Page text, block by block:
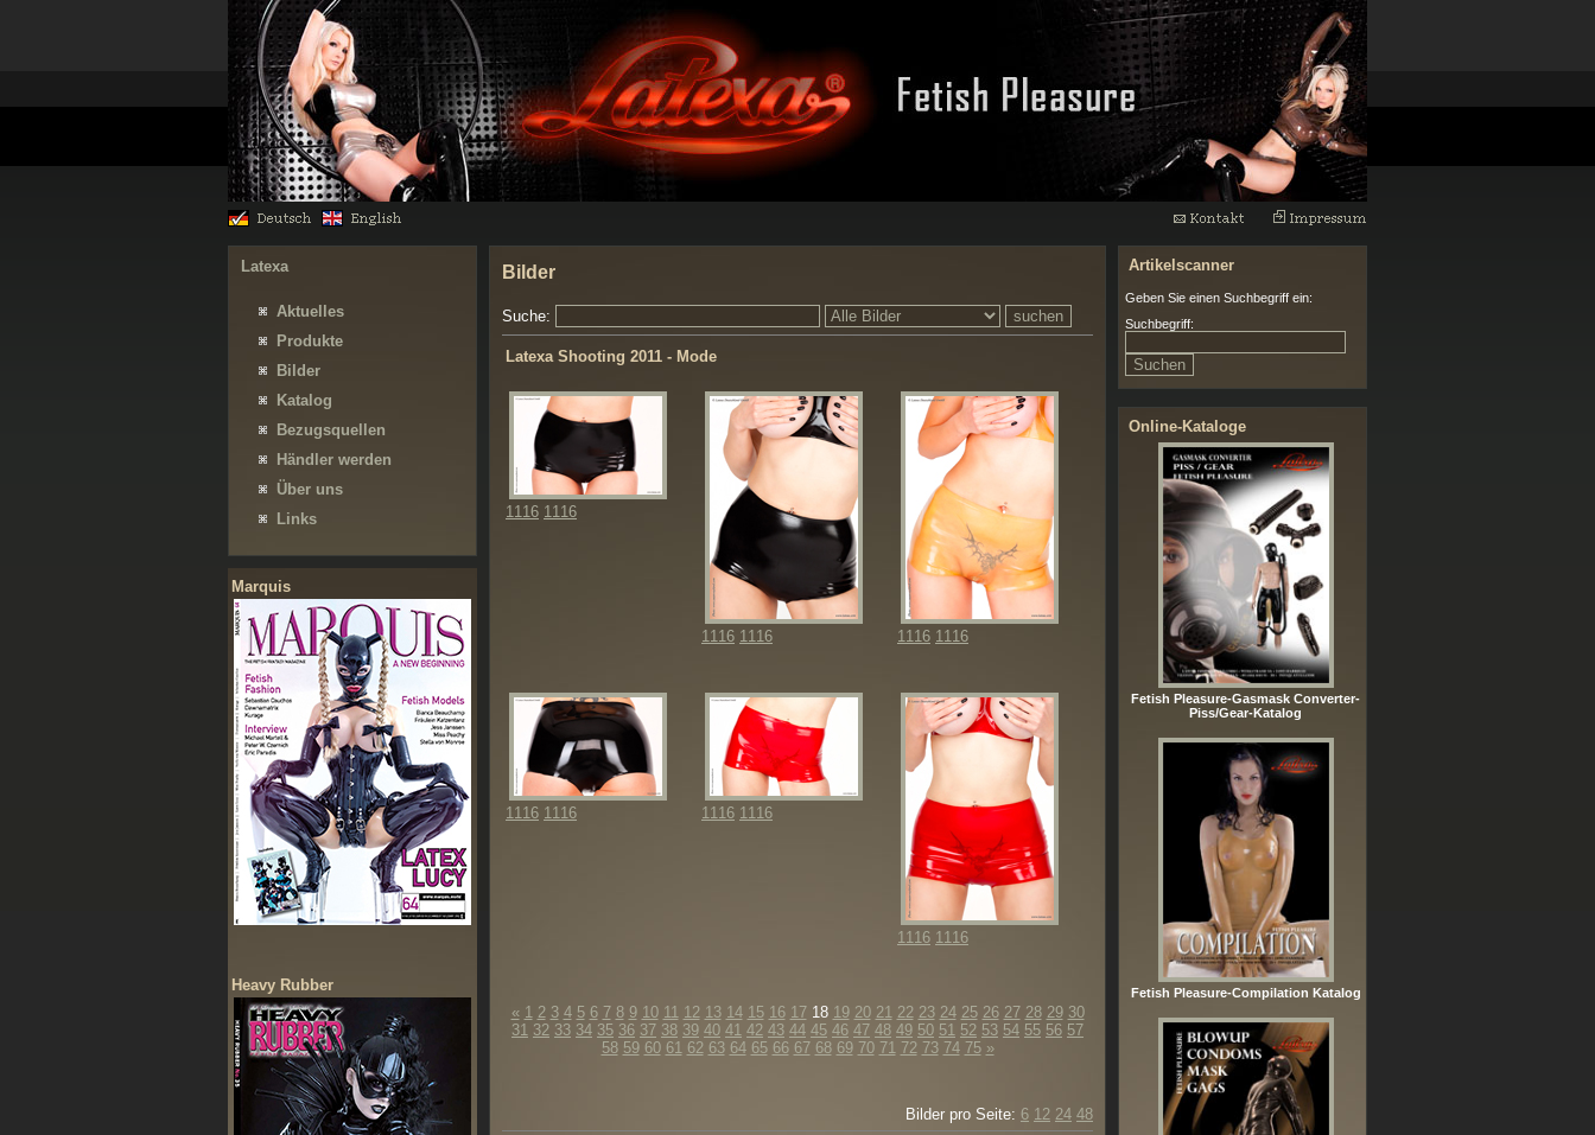
Latexa
Aktuelles
Produkte
Bilder
Katalog
Bezugsquellen
Händler werden
Über uns
Links
Marquis
Heavy Rubber
Bilder
Suche:
Latexa Shooting 2011 - Mode
1116 1116
1116 1116 1116 1116
1116 1116 1116 1116
1116 1116
« 1 2 3 4 5 6 7 8 9 10 11 12 13 14 15 16 1718 19 20 21 22 23 24 25 26 27 28 29 30
31 32 33 34 35 36 37 38 39 40 41 42 43 44 45 46 47 48 49 50 51 52 53 54 55 56 57
58 59 60 61 62 63 64 65 66 67 68 69 70 71 72 73 74 75 »
Bilder pro Seite: 6 12 24 48
Artikelscanner
Geben Sie einen Suchbegriff ein:
Suchbegriff:
Online-Kataloge
Fetish Pleasure-Gasmask Converter-
Piss/Gear-Katalog
Fetish Pleasure-Compilation Katalog